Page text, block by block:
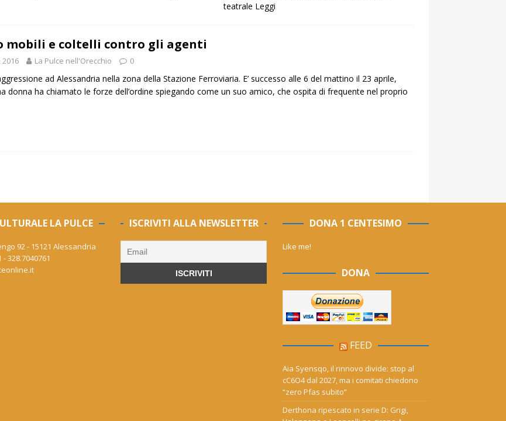
teatrale Leggi
mobili e coltelli contro gli agenti
2016 La Pulce nell'Orecchio 0
ad Alessandria nella zona della Stazione Ferroviaria. E’ successo alle 6 del mattino il 23 aprile,
donna ha chiamato le forze dell’ordine spiegando come un suo amico, che ospita di frequente nel proprio
LA PULCE
92 - 15121 Alessandria
- 328.7040761
ISCRIVITI ALLA NEWSLETTER DONA 1 CENTESIMO
Like me!
DONA
FEED
Aia Syensqo, il rinnovo divide: stop al
cC6O4 dal 2027, ma i comitati chiedono
“zero Pfas subito”
Derthona ripescato in serie D: Grigi,